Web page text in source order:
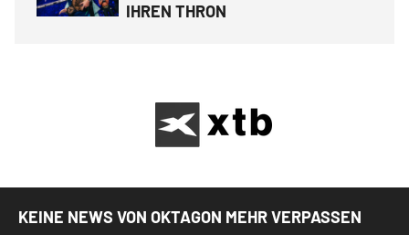
IHREN THRON
KEINE NEWS VON OKTAGON MEHR VERPASSEN